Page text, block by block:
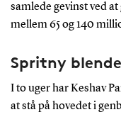
samlede gevinst ved
mellem 65 og 140
Spritny
I to uger har Keshav
at stå på hovedet i